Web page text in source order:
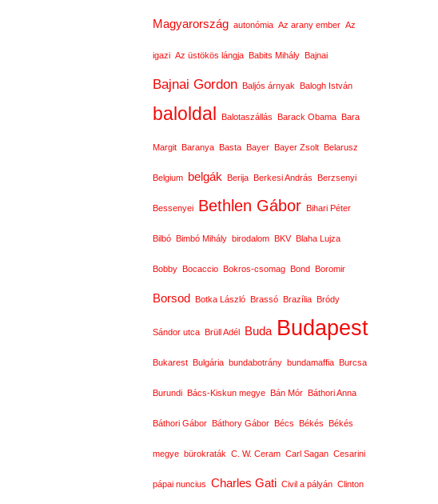
Magyarország autonómia Az arany ember Az
igazi Az üstökös lángja Babits Mihály Bajnai
Bajnai Gordon Baljós árnyak Balogh István
baloldal Balotaszállás Barack Obama Bara
Margit Baranya Basta Bayer Bayer Zsolt Belarusz
Belgium belgák Berija Berkesi András Berzsenyi
Bessenyei Bethlen Gábor Bihari Péter
Bilbó Bimbó Mihály birodalom BKV Blaha Lujza
Bobby Bocaccio Bokros-csomag Bond Boromir
Borsod Botka László Brassó Brazília Bródy
Sándor utca Brüll Adél Buda Budapest
Bukarest Bulgária bundabotrány bundamaffia Burcsa
Burundi Bács-Kiskun megye Bán Mór Báthori Anna
Báthori Gábor Báthory Gábor Bécs Békés Békés
megye bürokraták C. W. Ceram Carl Sagan Cesarini
pápai nuncius Charles Gati Civil a pályán Clinton